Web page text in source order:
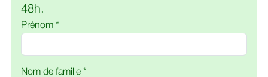
48h.
Prénom *
Nom de famille *